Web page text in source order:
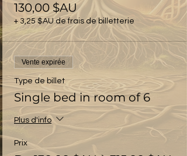
130,00 $AU
+ 3,25 $AU de frais de billetterie
Vente expirée
Type de billet
Single bed in room of 6
Plus d'info
Prix